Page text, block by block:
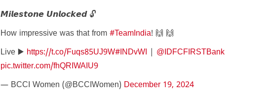
𝙈𝙞𝙡𝙚𝙨𝙩𝙤𝙣𝙚 𝙐𝙣𝙡𝙤𝙘𝙠𝙚𝙙 🔓
How impressive was that from #TeamIndia! 🙌 🙌
Live ▶️ https://t.co/Fuqs85UJ9W#INDvWI
@IDFCFIRSTBank
pic.twitter.com/fhQRIWAIU9
— BCCI Women (@BCCIWomen) December 19, 2024